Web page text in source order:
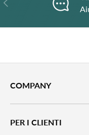
COMPANY
PER I CLIENTI